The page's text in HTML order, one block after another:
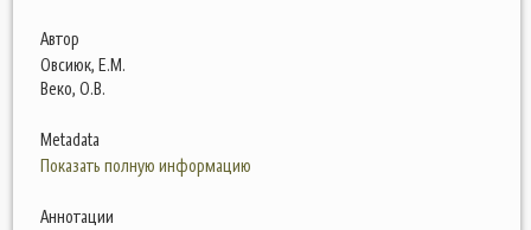
Автор
Овсиюк, Е.М.
Веко, О.В.
Metadata
Показать полную информацию
Аннотации